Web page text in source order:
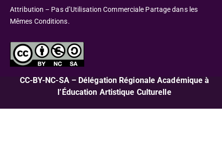
Attribution – Pas d’Utilisation Commerciale Partage dans les
Mêmes Conditions.
CC-BY-NC-SA – Délégation Régionale Académique à
l’Éducation Artistique Culturelle